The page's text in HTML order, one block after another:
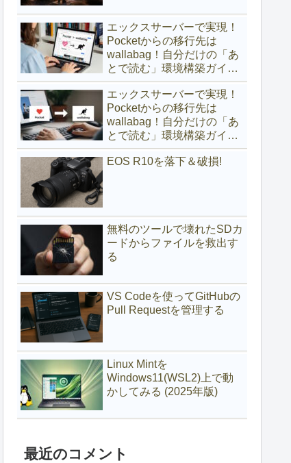
エックスサーバーで実現！
Pocketからの移行先は
wallabag！自分だけの「あ
とで読む」環境構築ガイド
(サブディレクトリ編)
エックスサーバーで実現！
Pocketからの移行先は
wallabag！自分だけの「あ
とで読む」環境構築ガイド
(サブドメイン編)
EOS R10を落下＆破損!
無料のツールで壊れたSDカ
ードからファイルを救出す
る
VS Codeを使ってGitHubの
Pull Requestを管理する
Linux Mintを
Windows11(WSL2)上で動
かしてみる (2025年版)
最近のコメント